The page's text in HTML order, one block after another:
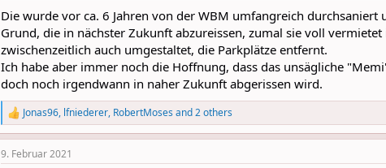
i
o
s
:
Die wurde vor ca. 6 Jahren von der WBM umfangreich
Grund, die in nächster Zukunft abzureissen, zumal sie voll
zwischenzeitlich auch umgestaltet, die Parkplätze entfernt.
Ich habe aber immer noch die Hoffnung, dass das unsägliche
doch noch irgendwann in naher Zukunft abgerissen wird.
R
e
a
c
Jonas96, lfniederer, RobertMoses and 2 others
9. Februar 2021